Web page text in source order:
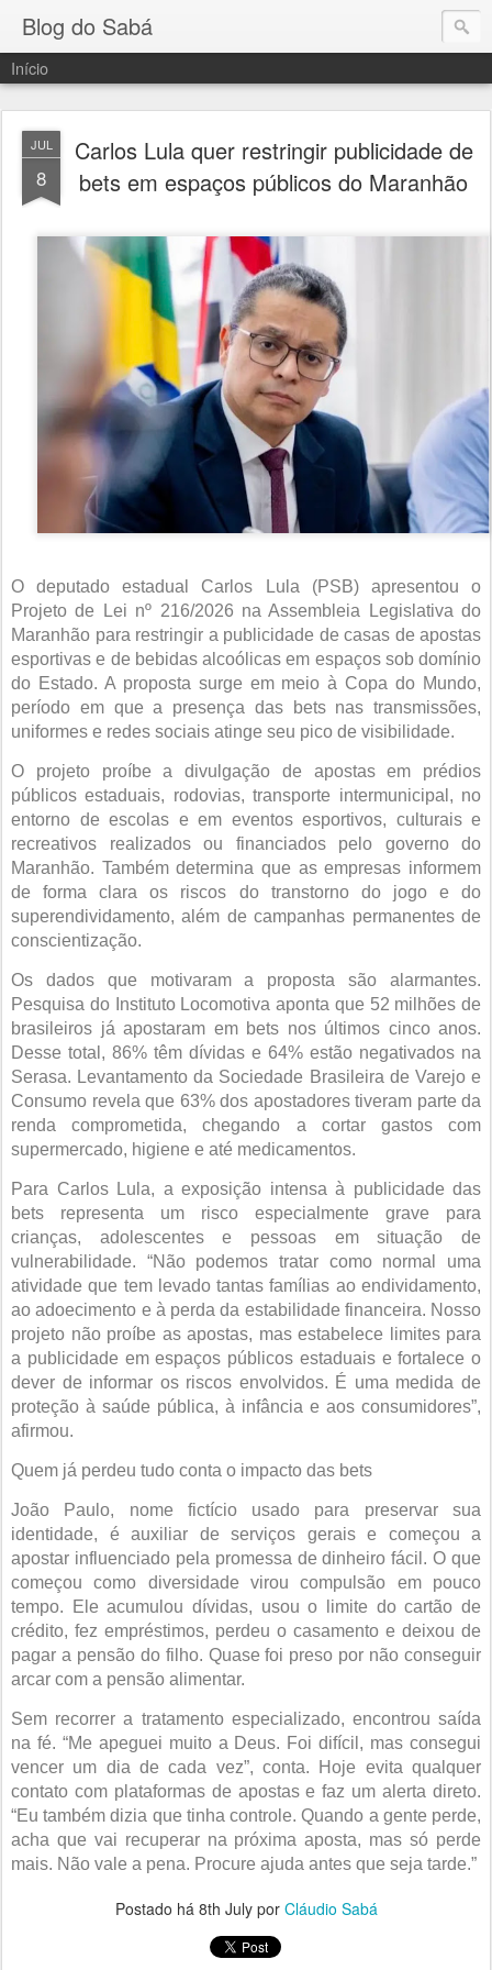
Blog do Sabá
Início
JUL
8
Carlos Lula quer restringir publicidade de
bets em espaços públicos do Maranhão
O deputado estadual Carlos Lula (PSB) apresentou o
Projeto de Lei nº 216/2026 na Assembleia Legislativa do
Maranhão para restringir a publicidade de casas de apostas
esportivas e de bebidas alcoólicas em espaços sob domínio
do Estado. A proposta surge em meio à Copa do Mundo,
período em que a presença das bets nas transmissões,
uniformes e redes sociais atinge seu pico de visibilidade.
O projeto proíbe a divulgação de apostas em prédios
públicos estaduais, rodovias, transporte intermunicipal, no
entorno de escolas e em eventos esportivos, culturais e
recreativos realizados ou financiados pelo governo do
Maranhão. Também determina que as empresas informem
de forma clara os riscos do transtorno do jogo e do
superendividamento, além de campanhas permanentes de
conscientização.
Os dados que motivaram a proposta são alarmantes.
Pesquisa do Instituto Locomotiva aponta que 52 milhões de
brasileiros já apostaram em bets nos últimos cinco anos.
Desse total, 86% têm dívidas e 64% estão negativados na
Serasa. Levantamento da Sociedade Brasileira de Varejo e
Consumo revela que 63% dos apostadores tiveram parte da
renda comprometida, chegando a cortar gastos com
supermercado, higiene e até medicamentos.
Para Carlos Lula, a exposição intensa à publicidade das
bets representa um risco especialmente grave para
crianças, adolescentes e pessoas em situação de
vulnerabilidade. “Não podemos tratar como normal uma
atividade que tem levado tantas famílias ao endividamento,
ao adoecimento e à perda da estabilidade financeira. Nosso
projeto não proíbe as apostas, mas estabelece limites para
a publicidade em espaços públicos estaduais e fortalece o
dever de informar os riscos envolvidos. É uma medida de
proteção à saúde pública, à infância e aos consumidores”,
afirmou.
Quem já perdeu tudo conta o impacto das bets
João Paulo, nome fictício usado para preservar sua
identidade, é auxiliar de serviços gerais e começou a
apostar influenciado pela promessa de dinheiro fácil. O que
começou como diversidade virou compulsão em pouco
tempo. Ele acumulou dívidas, usou o limite do cartão de
crédito, fez empréstimos, perdeu o casamento e deixou de
pagar a pensão do filho. Quase foi preso por não conseguir
arcar com a pensão alimentar.
Sem recorrer a tratamento especializado, encontrou saída
na fé. “Me apeguei muito a Deus. Foi difícil, mas consegui
vencer um dia de cada vez”, conta. Hoje evita qualquer
contato com plataformas de apostas e faz um alerta direto.
“Eu também dizia que tinha controle. Quando a gente perde,
acha que vai recuperar na próxima aposta, mas só perde
mais. Não vale a pena. Procure ajuda antes que seja tarde.”
Postado há 8th Julypor Cláudio Sabá